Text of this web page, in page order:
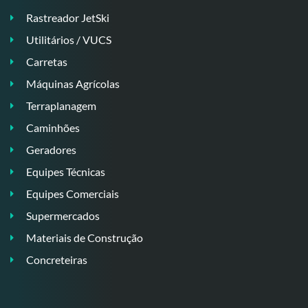
Rastreador JetSki
Utilitários / VUCS
Carretas
Máquinas Agrícolas
Terraplanagem
Caminhões
Geradores
Equipes Técnicas
Equipes Comerciais
Supermercados
Materiais de Construção
Concreteiras